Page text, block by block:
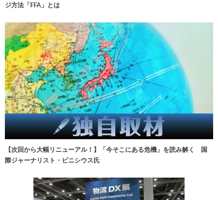
ジ方法「FFA」とは
【次回から大幅リニューアル！】「今そこにある危機」を読み解く 国
際ジャーナリスト・ビニシウス氏